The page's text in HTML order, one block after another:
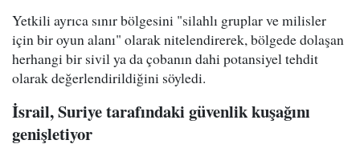
Yetkili ayrıca sınır bölgesini "silahlı gruplar ve milisler
için bir oyun alanı" olarak nitelendirerek, bölgede dolaşan
herhangi bir sivil ya da çobanın dahi potansiyel tehdit
olarak değerlendirildiğini söyledi.
İsrail, Suriye tarafındaki güvenlik kuşağını
genişletiyor